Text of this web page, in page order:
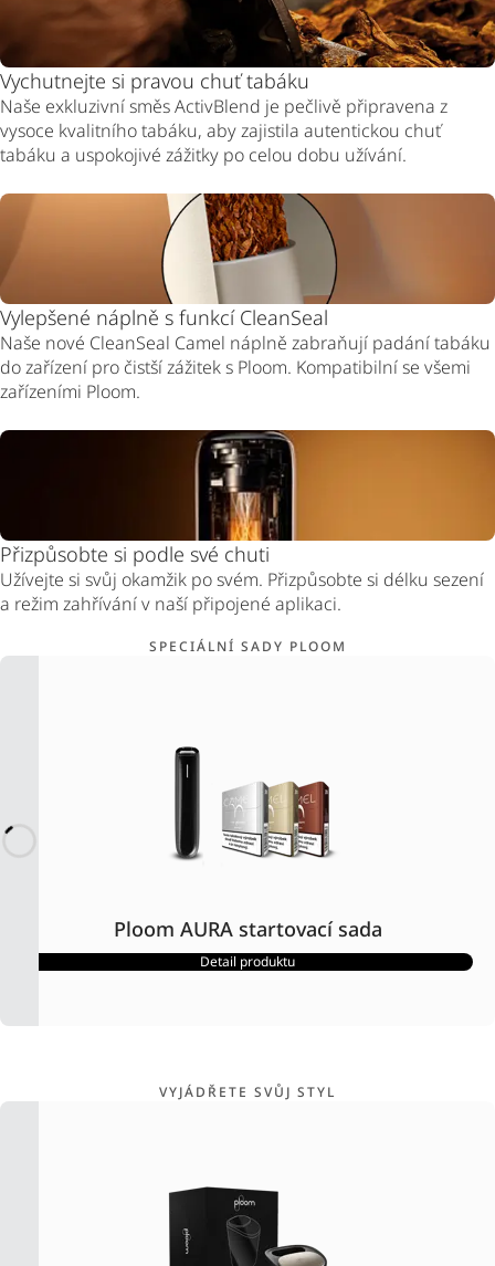
Vychutnejte si pravou chuť tabáku
Naše exkluzivní směs ActivBlend je pečlivě připravena z
vysoce kvalitního tabáku, aby zajistila autentickou chuť
tabáku a uspokojivé zážitky po celou dobu užívání.
Vylepšené náplně s funkcí CleanSeal
Naše nové CleanSeal Camel náplně zabraňují padání tabáku
do zařízení pro čistší zážitek s Ploom. Kompatibilní se všemi
zařízeními Ploom.
Přizpůsobte si podle své chuti
Užívejte si svůj okamžik po svém. Přizpůsobte si délku sezení
a režim zahřívání v naší připojené aplikaci.
SPECIÁLNÍ SADY PLOOM
Ploom AURA startovací sada
Detail produktu
VYJÁDŘETE SVŮJ STYL